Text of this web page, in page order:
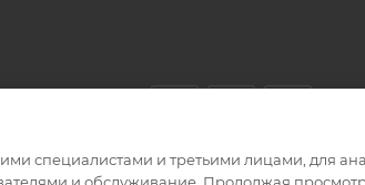
специалистами и третьими лицами, для